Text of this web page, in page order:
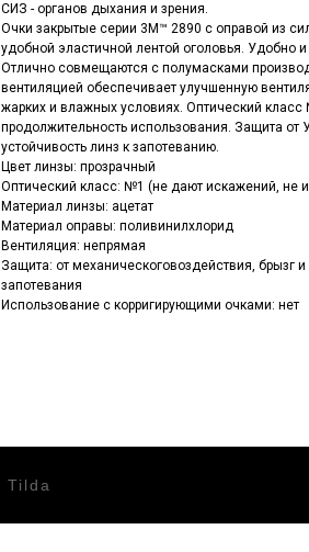
СИЗ - органов дыхания и зрения.
Очки закрытые серии 3М™ 2890 с оправой из
удобной эластичной лентой оголовья. Удобно
Отлично совмещаются с полумасками
вентиляцией обеспечивает улучшенную
жарких и влажных условиях. Оптический
продолжительность использования. Защита
устойчивость линз к запотеванию.
Цвет линзы: прозрачный
Оптический класс: №1 (не дают искажений, не
Материал линзы: ацетат
Материал оправы: поливинилхлорид
Вентиляция: непрямая
Защита: от механическоговоздействия, брызг
запотевания
Использование с корригирующими очками: нет
Tilda